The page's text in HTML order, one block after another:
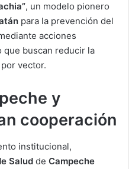
, un modelo pionero
para la prevención del
acciones
buscan reducir la
vector.
y
cooperación
institucional,
Salud de Campeche